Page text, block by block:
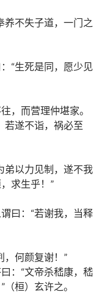
养不失子道，一门之
“生死是同，愿少见
，而营理仲堪家。
若遂不诣，祸必至
弟以力见制，遂不我
求生乎！”
曰：“若谢我，当释
，何颜复谢！”
：“文帝杀嵇康，嵇
桓）玄许之。